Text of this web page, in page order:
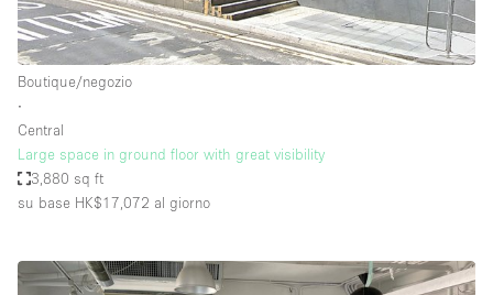
Boutique/negozio
∙
Central
Large space in ground floor with great visibility
3,880 sq ft
su base HK$17,072 al giorno